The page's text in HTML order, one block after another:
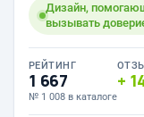
Дизайн,
вызывать
РЕЙТИНГ
1 667
№ 1 008 в каталоге